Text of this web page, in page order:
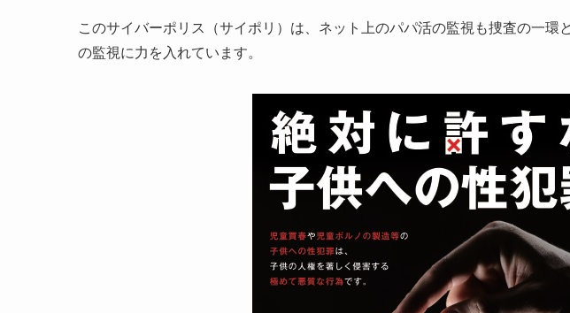
このサイバーポリス（サイポリ）は、ネット上のパパ活の監視も捜査の一環
の監視に力を入れています。